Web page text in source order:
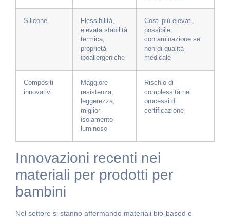
Silicone
Flessibilità,
elevata stabilità
termica,
proprietà
ipoallergeniche
Costi più elevati,
possibile
contaminazione se
non di qualità
medicale
Compositi
innovativi
Maggiore
resistenza,
leggerezza,
miglior
isolamento
luminoso
Rischio di
complessità nei
processi di
certificazione
Innovazioni recenti nei
materiali per prodotti per
bambini
Nel settore si stanno affermando materiali bio-based e